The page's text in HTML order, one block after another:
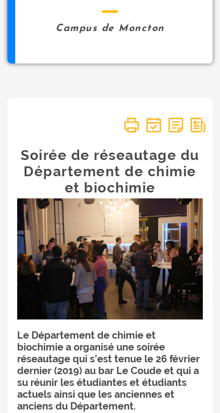
Campus de Moncton
Soirée de réseautage du
Département de chimie
et biochimie
Le Département de chimie et
biochimie a organisé une soirée
réseautage qui s’est tenue le 26 février
dernier (2019) au bar Le Coude et qui a
su réunir les étudiantes et étudiants
actuels ainsi que les anciennes et
anciens du Département.